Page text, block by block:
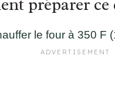
préparer ce
le four à 350 F